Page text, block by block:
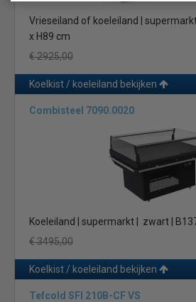
Vrieseiland of koeleiland |
x H89 cm
€ 2925,00
Koelkist / koeleiland bekijken
Combisteel 7090.0020
Koeleiland | supermarkt | zwart |
€ 3495,00
Koelkist / koeleiland bekijken
Tefcold SFI 210B-CF VS